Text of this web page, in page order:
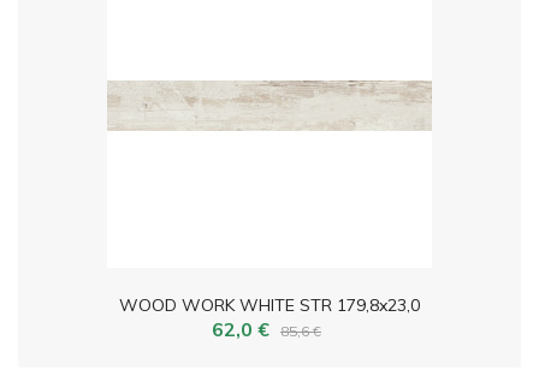
WOOD WORK WHITE STR 179,8x23,0
62,0 € 85,6 €